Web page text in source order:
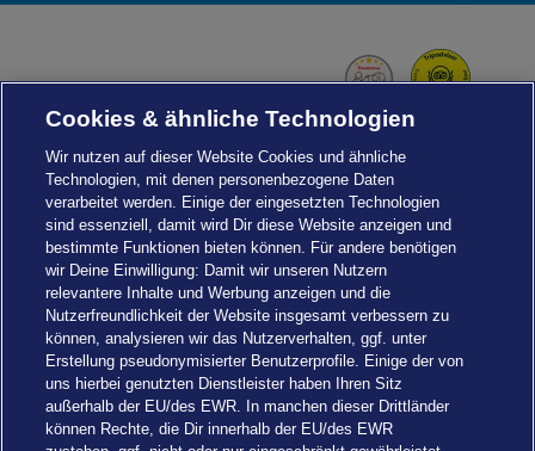
Cookies & ähnliche Technologien
Wir nutzen auf dieser Website Cookies und ähnliche
Technologien, mit denen personenbezogene Daten
verarbeitet werden. Einige der eingesetzten Technologien
sind essenziell, damit wird Dir diese Website anzeigen und
bestimmte Funktionen bieten können. Für andere benötigen
wir Deine Einwilligung: Damit wir unseren Nutzern
relevantere Inhalte und Werbung anzeigen und die
Nutzerfreundlichkeit der Website insgesamt verbessern zu
können, analysieren wir das Nutzerverhalten, ggf. unter
Erstellung pseudonymisierter Benutzerprofile. Einige der von
uns hierbei genutzten Dienstleister haben Ihren Sitz
außerhalb der EU/des EWR. In manchen dieser Drittländer
können Rechte, die Dir innerhalb der EU/des EWR